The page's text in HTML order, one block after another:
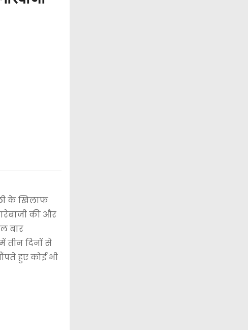
के खिलाफ
की और
बार
तीन दिनों से
हुए कोई भी